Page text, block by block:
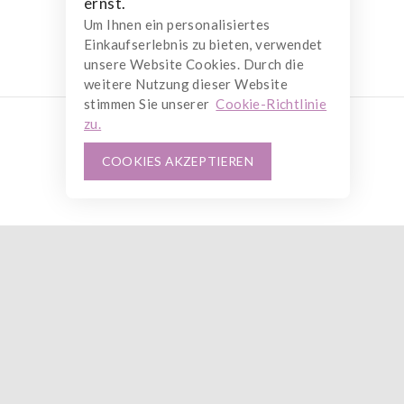
Um Ihnen ein personalisiertes
Einkaufserlebnis zu bieten, verwendet
unsere Website Cookies. Durch die
weitere Nutzung dieser Website
stimmen Sie unsererCookie-Richtlinie
zu.
COOKIES AKZEPTIEREN